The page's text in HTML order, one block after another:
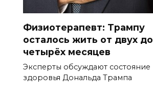
Физиотерапевт: Трампу
осталось жить от двух до
четырёх месяцев
Эксперты обсуждают состояние
здоровья Дональда Трампа